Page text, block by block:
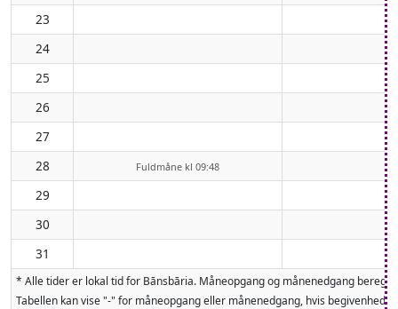
23
24
25
26
27
28
Fuldmåne kl 09:48
29
30
31
* Alle tider er lokal tid for Bānsbāria. Måneopgang og månenedgang
Tabellen kan vise "-" for måneopgang eller månenedgang, hvis